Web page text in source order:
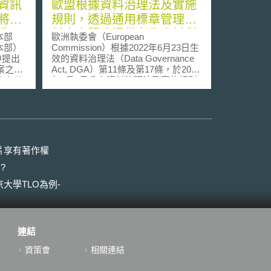
訊
作
部
）
出
之回
たサ
案）
成
影響
做出
應
擊判
專家
通與
侵
資訊
歐盟根據資料治理法及實施
規則，透過通用標章管理資
料中介服務提供者及資料利
他主義組織
歐洲執委會（European
Commission）根據2022年6月23日生
效的資料治理法（Data Governance
Act, DGA）第11條及第17條，於2023
年8月9日公布資料治理法及實施規則
（Commission Implementing
節，且該通用標章已申請商標註冊，
以保護其免於遭受不當利用。 經歐盟
務利用者提供服務時，應確保服務利
時間、可在不同裝置間共享資料等。
經歐盟認證的「資料利他主義組織」
享有著作權
大學TLO為例-
連結
資策會 相關連結